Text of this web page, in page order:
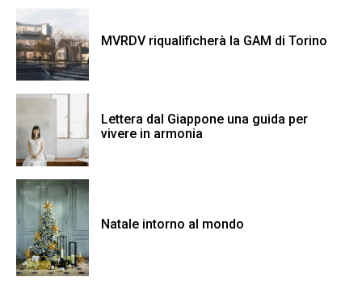
MVRDV riqualificherà la GAM di Torino
Lettera dal Giappone una guida per
vivere in armonia
Natale intorno al mondo